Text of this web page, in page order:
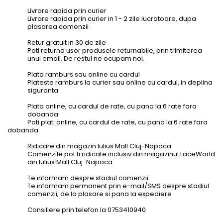
Livrare rapida prin curier
Livrare rapida prin curier in 1 - 2 zile lucratoare, dupa
plasarea comenzii
Retur gratuit in 30 de zile
Poti returna usor produsele returnabile, prin trimiterea
unui email. De restul ne ocupam noi.
Plata ramburs sau online cu cardul
Plateste ramburs la curier sau online cu cardul, in deplina
siguranta
Plata online, cu cardul de rate, cu pana la 6 rate fara
dobanda
Poti plati online, cu cardul de rate, cu pana la 6 rate fara
dobanda.
Ridicare din magazin Iulius Mall Cluj-Napoca
Comenzile pot fi ridicate inclusiv din magazinul LaceWorld
din Iulius Mall Cluj-Napoca
Te informam despre stadiul comenzii
Te informam permanent prin e-mail/SMS despre stadiul
comenzii, de la plasare si pana la expediere
Consiliere prin telefon la 0753410940